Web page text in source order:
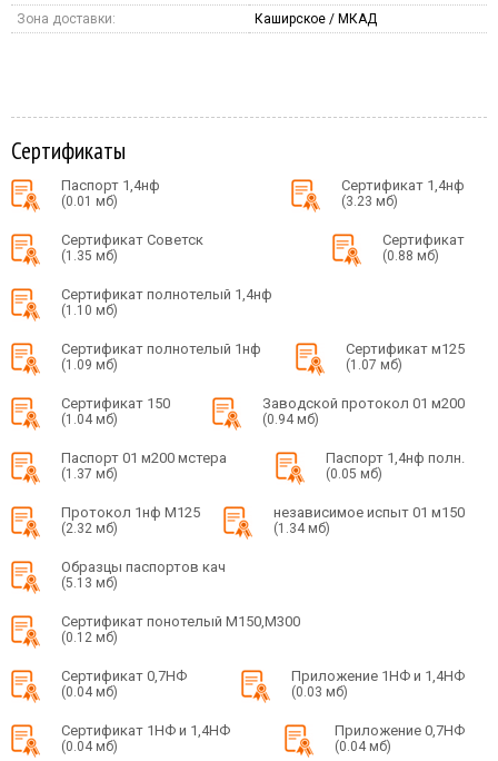
Зона доставки:
Каширское / МКАД
Сертификаты
Паспорт 1,4нф
(0.01 мб)
Сертификат 1,4нф
(3.23 мб)
Сертификат Советск
(1.35 мб)
Сертификат
(0.88 мб)
Сертификат полнотелый 1,4нф
(1.10 мб)
Сертификат полнотелый 1нф
(1.09 мб)
Сертификат м125
(1.07 мб)
Сертификат 150
(1.04 мб)
Заводской протокол 01 м200
(0.94 мб)
Паспорт 01 м200 мстера
(1.37 мб)
Паспорт 1,4нф полн.
(0.05 мб)
Протокол 1нф М125
(2.32 мб)
независимое испыт 01 м150
(1.34 мб)
Образцы паспортов кач
(5.13 мб)
Сертификат понотелый М150,М300
(0.12 мб)
Сертификат 0,7НФ
(0.04 мб)
Приложение 1НФ и 1,4НФ
(0.03 мб)
Сертификат 1НФ и 1,4НФ
(0.04 мб)
Приложение 0,7НФ
(0.04 мб)